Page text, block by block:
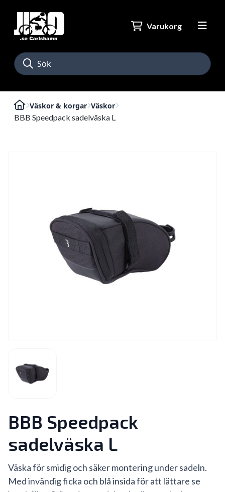
Varukorg
Väskor & korgar Väskor
BBB Speedpack sadelväska L
BBB Speedpack
sadelväska L
Väska för smidig och säker montering under sadeln.
Med invändig ficka och blå insida för att lättare se